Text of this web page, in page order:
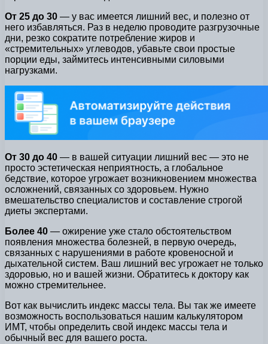
От 25 до 30 — у вас имеется лишний вес, и полезно от
него избавляться. Раз в неделю проводите разгрузочные
дни, резко сократите потребление жиров и
«стремительных» углеводов, убавьте свои простые
порции еды, займитесь интенсивными силовыми
нагрузками.
От 30 до 40 — в вашей ситуации лишний вес — это не
просто эстетическая неприятность, а глобальное
бедствие, которое угрожает возникновением множества
осложнений, связанных со здоровьем. Нужно
вмешательство специалистов и составление строгой
диеты экспертами.
Более 40 — ожирение уже стало обстоятельством
появления множества болезней, в первую очередь,
связанных с нарушениями в работе кровеносной и
дыхательной систем. Ваш лишний вес угрожает не только
здоровью, но и вашей жизни. Обратитесь к доктору как
можно стремительнее.
Вот как вычислить индекс массы тела. Вы так же имеете
возможность воспользоваться нашим калькулятором
ИМТ, чтобы определить свой индекс массы тела и
обычный вес для вашего роста.